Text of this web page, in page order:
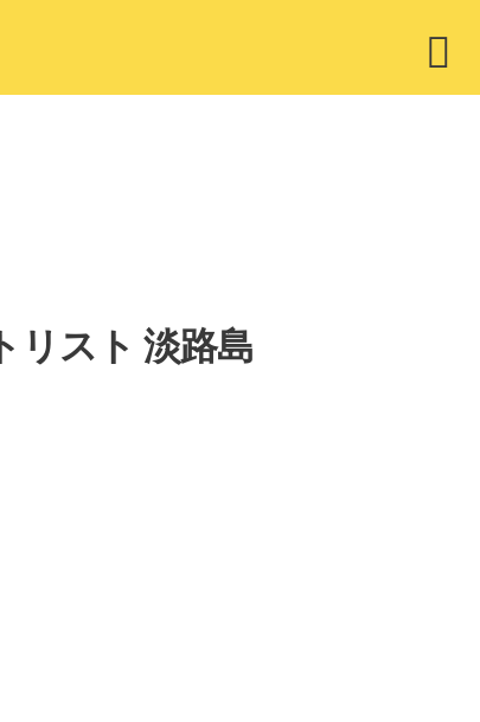
リスト 淡路島